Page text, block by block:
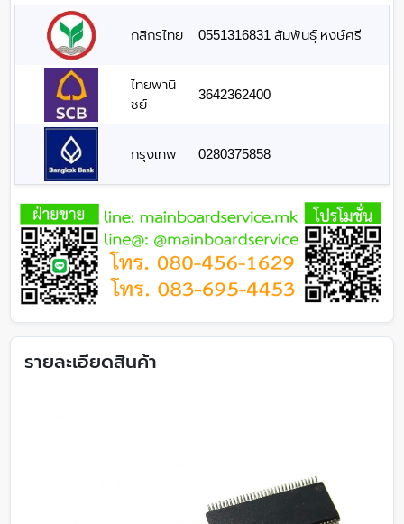
กสิกรไทย 0551316831 สัมพันธุ์ หงษ์ศรี
ไทยพานิ
ชย์
3642362400
กรุงเทพ 0280375858
รายละเอียดสินค้า